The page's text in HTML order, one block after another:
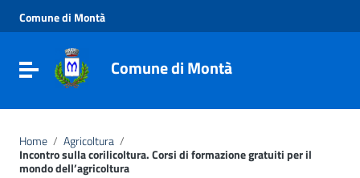
Vai al menu di navigazione
Vai al footer
Comune di Montà
Toggle navigationComune di Montà
Home / Agricoltura /
Incontro sulla corilicoltura. Corsi di formazione gratuiti per il
mondo dell’agricoltura